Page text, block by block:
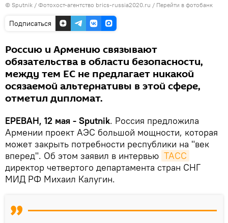
© Sputnik / Фотохост-агентство brics-russia2020.ru / Перейти в фотобанк
Подписаться
Россию и Армению связывают
обязательства в области безопасности,
между тем ЕС не предлагает никакой
осязаемой альтернативы в этой сфере,
отметил дипломат.
ЕРЕВАН, 12 мая - Sputnik. Россия предложила
Армении проект АЭС большой мощности, которая
может закрыть потребности республики на "век
вперед". Об этом заявил в интервью ТАСС
директор четвертого департамента стран СНГ
МИД РФ Михаил Калугин.